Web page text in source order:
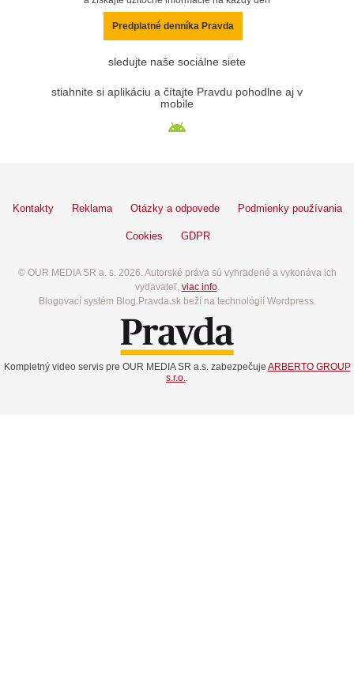
Predplatné denníka Pravda
sledujte naše sociálne siete
stiahnite si aplikáciu a čítajte Pravdu pohodlne aj v
mobile
Kontakty Reklama Otázky a odpovede Podmienky používania
Cookies GDPR
© OUR MEDIA SR a. s. 2026. Autorské práva sú vyhradené a vykonáva ich
vydavateľ, viac info.
Blogovací systém Blog.Pravda.sk beží na technológií Wordpress.
Kompletný video servis pre OUR MEDIA SR a.s. zabezpečuje ARBERTO GROUP
s.r.o.